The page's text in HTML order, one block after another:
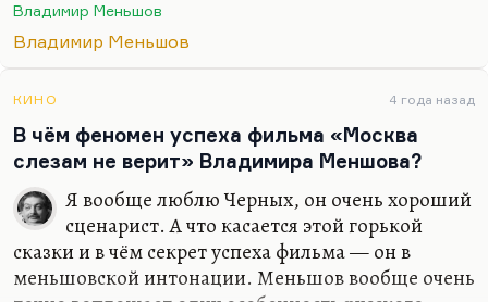
недооценённая картина Меньшова — это
«Ширли-мырли». Как-то мы с Лерой Жаровой,
разделяем любовь именно к этой недооценённой
картине и любим обмениваться цитатами из неё.
Она лучше написана, лучше придумана. Она —
совершенно культовое кино в идеале. Но
культовое кино не должно быть слишком
популярным, оно для немногих…
Владимир Меньшов
Владимир Меньшов
КИНО 4 года назад
В чём феномен успеха фильма «Москва
слезам не верит» Владимира Меншова?
Я вообще люблю Черных, он очень хороший
сценарист. А что касается этой горькой
сказки и в чём секрет успеха фильма — он в
меньшовской интонации. Меньшов вообще очень